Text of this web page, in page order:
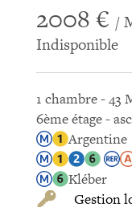
2008 € /
Indisponible
1 chambre - 43
6ème étage -
Argentine
Kléber
Gestion